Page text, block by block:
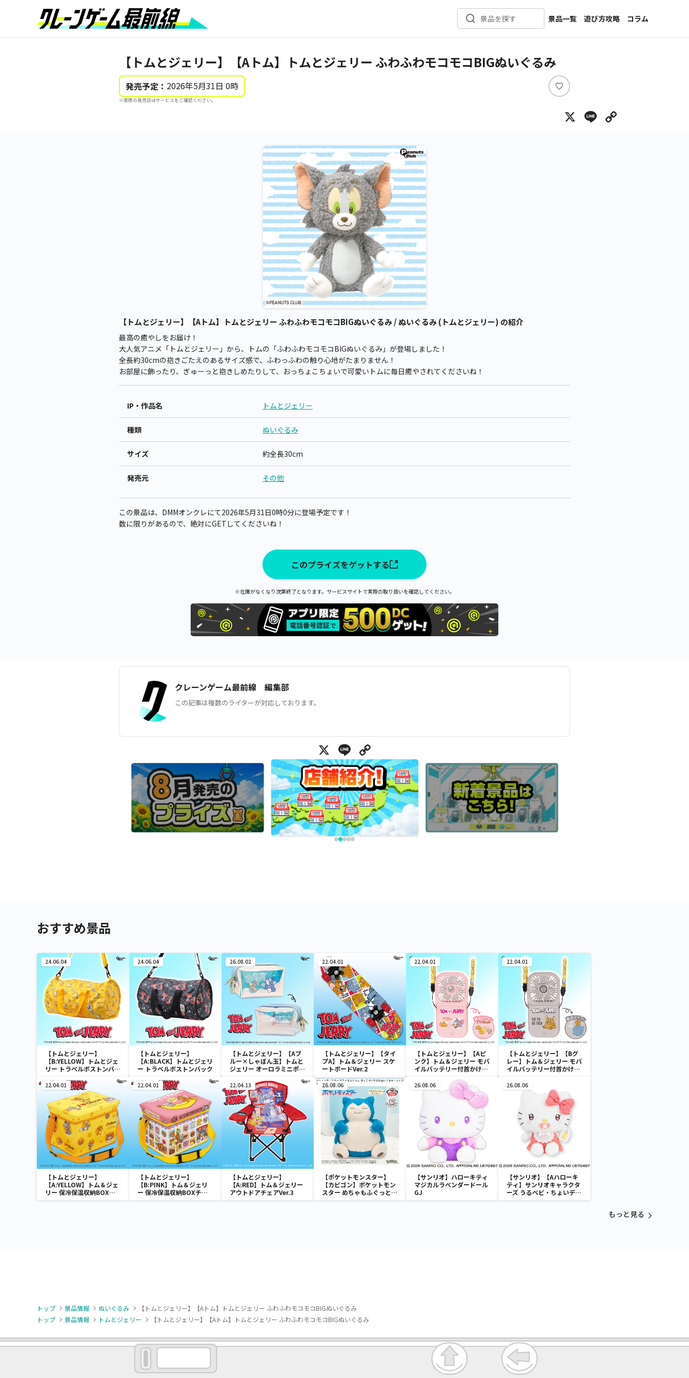
景品を探す
景品一覧
新着景品
カテゴリ一覧
メーカー一覧
遊び方攻略
コラム
インタビュー
【トムとジェリー】【Aトム】トムとジェリー ふわふわモコモコBIGぬいぐるみ
発売予定： 2026年5月31日 0時
※実際の発売日はサービスをご確認ください。
い
ね
X Line
【トムとジェリー】【Aトム】トムとジェリー ふわふわモコモコBIGぬいぐるみ / ぬいぐるみ (トムとジェリー) の紹介
最高の癒やしをお届け！
大人気アニメ「トムとジェリー」から、トムの「ふわふわモコモコBIGぬいぐるみ」が登場しました！
全長約30cmの抱きごたえのあるサイズ感で、ふわっふわの触り心地がたまりません！
お部屋に飾ったり、ぎゅーっと抱きしめたりして、おっちょこちょいで可愛いトムに毎日癒やされてくださいね！
IP・作品名 トムとジェリー
種類 ぬいぐるみ
サイズ 約全長30cm
発売元 その他
この景品は、DMMオンクレにて2026年5月31日0時0分に登場予定です！
数に限りがあるので、絶対にGETしてくださいね！
このプライズをゲットする
※在庫がなくなり次第終了となります。サービスサイトで実際の取り扱いを確認してください。
クレーンゲーム最前線 編集部
この記事は複数のライターが対応しております。
X Line
おすすめ景品
24.06.04
【トムとジェリー】
【B:YELLOW】トムとジェ
リー トラベルボストンバッ
24.06.04
【トムとジェリー】
【A:BLACK】トムとジェリ
ー トラベルボストンバック
26.08.02
【トムとジェリー】【Aブ
ルー×しゃぼん玉】トムと
ジェリー オーロラミニポー
22.04.01
【トムとジェリー】【タイ
プA】トム＆ジェリー スケ
ートボードVer.2
22.04.01
【トムとジェリー】【Aピ
ンク】トム＆ジェリー モバ
イルバッテリー付首かけフ
22.04.01
【トムとジェリー】【Bグ
レー】トム＆ジェリー モバ
イルバッテリー付首かけフ
22.04.01
【トムとジェリー】
【A:YELLOW】トム＆ジェ
リー 保冷保温収納BOXチ
ェア
22.04.01
【トムとジェリー】
【B:PINK】トム＆ジェリ
ー 保冷保温収納BOXチェ
ア
22.04.13
【トムとジェリー】
【A:RED】トム＆ジェリー
アウトドアチェアVer.3
26.08.06
【ポケットモンスター】
【カビゴン】ポケットモン
スター めちゃもふぐっと
ほっこりいやされぬいぐる
26.08.06
【サンリオ】ハローキティ
マジカルラベンダードール
GJ
26.08.06
【サンリオ】【Aハローキ
ティ】サンリオキャラクタ
ーズ うるベビ・ちょいデカ
ドール
もっと見る
トップ 景品情報 ぬいぐるみ
【トムとジェリー】【Aトム】トムとジェリー ふわふわモコモコBIGぬいぐるみ
トップ
景品情報 トムとジェリー 【トムとジェリー】【Aトム】トムとジェリー ふわふわモコモコBIGぬいぐるみ